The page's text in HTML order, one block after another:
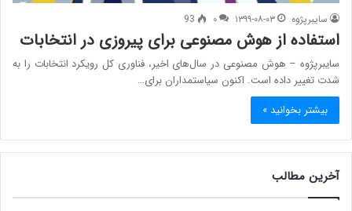
سایبرپژوه ۱۳۹۹-۰۸-۰۳ ۰ 93
استفاده از هوش مصنوعی برای پیروزی در انتخابات
سایبرپژوه – هوش مصنوعی در سال‌های اخیر، فناوری کل رویکرد انتخابات را به
شدت تغییر داده است. اکنون سیاستمداران برای…
بیشتر بخوانید »
آخرین مطالب